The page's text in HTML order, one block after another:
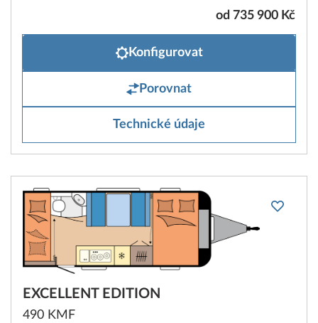
od 735 900 Kč
Konfigurovat
Porovnat
Technické údaje
EXCELLENT EDITION
490 KMF